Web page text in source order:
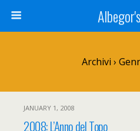
Archivi ›
JANUARY 1, 2008
2008: L’Anno del Topo